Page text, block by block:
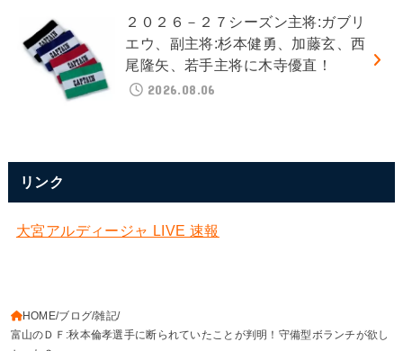
２０２６－２７シーズン主将:ガブリ
エウ、副主将:杉本健勇、加藤玄、西
尾隆矢、若手主将に木寺優直！
2026.08.06
リンク
大宮アルディージャ LIVE 速報
HOME ブログ 雑記
富山のＤＦ:秋本倫孝選手に断られていたことが判明！守備型ボランチが欲し